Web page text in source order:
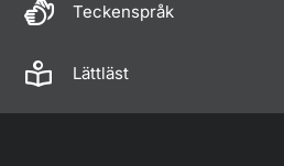
Teckenspråk
Lättläst